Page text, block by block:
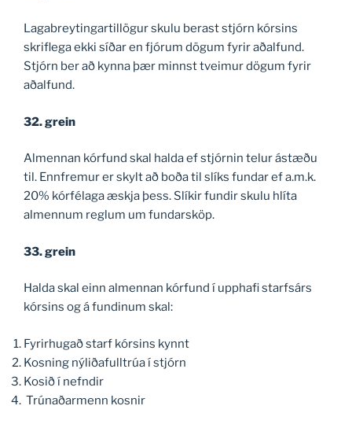
Lagabreytingartillögur skulu berast stjórn kórsins
skriflega ekki síðar en fjórum dögum fyrir aðalfund.
Stjórn ber að kynna þær minnst tveimur dögum fyrir
aðalfund.
32. grein
Almennan kórfund skal halda ef stjórnin telur ástæðu
til. Ennfremur er skylt að boða til slíks fundar ef a.m.k.
20% kórfélaga æskja þess. Slíkir fundir skulu hlíta
almennum reglum um fundarsköp.
33. grein
Halda skal einn almennan kórfund í upphafi starfsárs
kórsins og á fundinum skal:
Fyrirhugað starf kórsins kynnt
Kosning nýliðafulltrúa í stjórn
Kosið í nefndir
Trúnaðarmenn kosnir